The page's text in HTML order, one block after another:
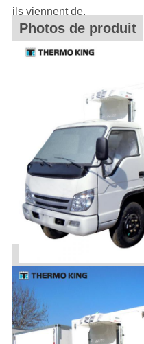
ils viennent de.
Photos de produit